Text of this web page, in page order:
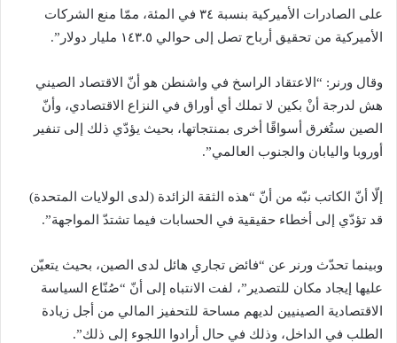
على الصادرات الأميركية بنسبة ٣٤ في المئة، ممّا منع الشركات
الأميركية من تحقيق أرباح تصل إلى حوالي ١٤٣.٥ مليار دولار”.
وقال ورنر: “الاعتقاد الراسخ في واشنطن هو أنّ الاقتصاد الصيني
هش لدرجة أنْ بكين لا تملك أي أوراق في النزاع الاقتصادي، وأنّ
الصين ستُغرق أسواقًا أخرى بمنتجاتها، بحيث يؤدّي ذلك إلى تنفير
أوروبا واليابان والجنوب العالمي”.
إلّا أنّ الكاتب نبّه من أنّ “هذه الثقة الزائدة (لدى الولايات المتحدة)
قد تؤدّي إلى أخطاء حقيقية في الحسابات فيما تشتدّ المواجهة”.
وبينما تحدّث ورنر عن “فائض تجاري هائل لدى الصين، بحيث يتعيّن
عليها إيجاد مكان للتصدير”، لفت الانتباه إلى أنّ “صُنّاع السياسة
الاقتصادية الصينيين لديهم مساحة للتحفيز المالي من أجل زيادة
الطلب في الداخل، وذلك في حال أرادوا اللجوء إلى ذلك”.